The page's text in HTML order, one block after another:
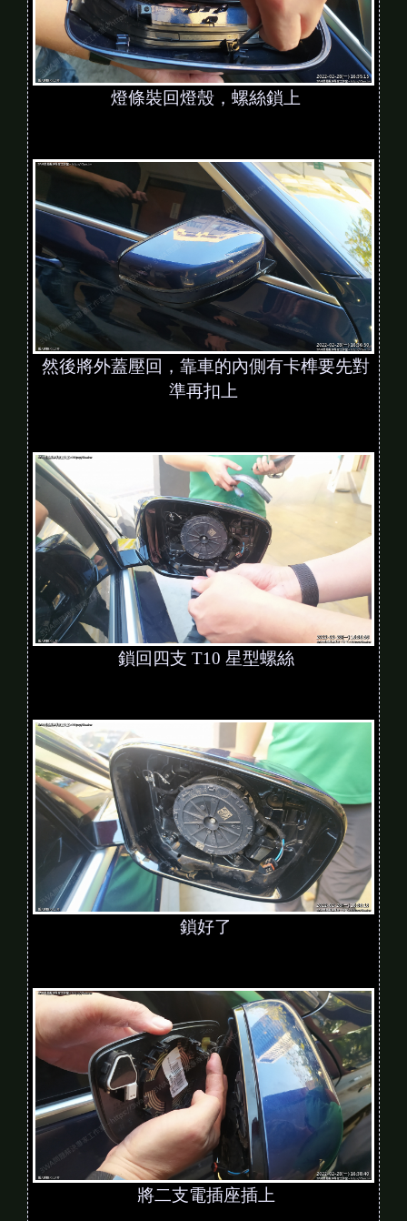
燈條裝回燈殼，螺絲鎖上
然後將外蓋壓回，靠車的內側有卡榫要先對
準再扣上
鎖回四支 T10 星型螺絲
鎖好了
將二支電插座插上